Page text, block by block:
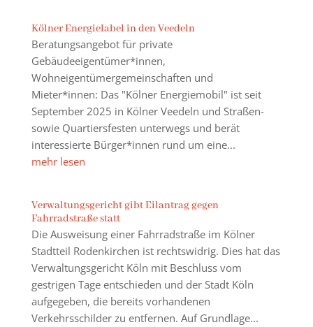
Kölner Energielabel in den Veedeln
Beratungsangebot für private
Gebäudeeigentümer*innen,
Wohneigentümergemeinschaften und
Mieter*innen: Das "Kölner Energiemobil" ist seit
September 2025 in Kölner Veedeln und Straßen-
sowie Quartiersfesten unterwegs und berät
interessierte Bürger*innen rund um eine...
mehr lesen
Verwaltungsgericht gibt Eilantrag gegen
Fahrradstraße statt
Die Ausweisung einer Fahrradstraße im Kölner
Stadtteil Rodenkirchen ist rechtswidrig. Dies hat das
Verwaltungsgericht Köln mit Beschluss vom
gestrigen Tage entschieden und der Stadt Köln
aufgegeben, die bereits vorhandenen
Verkehrsschilder zu entfernen. Auf Grundlage...